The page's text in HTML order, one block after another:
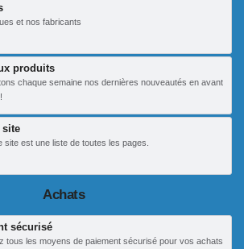
et nos fabricants
produits
chaque semaine nos dernières nouveautés en avant
site
site est une liste de toutes les pages.
Achats
sécurisé
tous les moyens de paiement sécurisé pour vos achats